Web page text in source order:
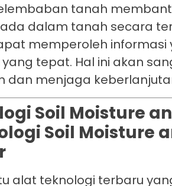
tanah
dalam tanah secara
memperoleh
tepat. Hal ini akan
dan menjaga
Soil Moisture
alat teknologi terbaru